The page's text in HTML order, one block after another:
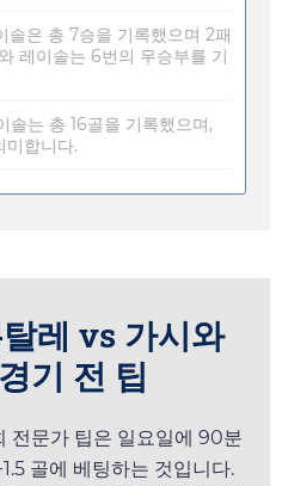
솔은 총 7승을 기록했으며 2패
레이솔는 6번의 무승부를 기
솔는 총 16골을 기록했으며,
미합니다.
레 vs 가시와
기 전 팁
전문가 팁은 일요일에 90분
골에 베팅하는 것입니다.